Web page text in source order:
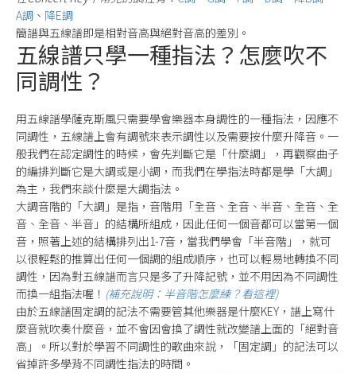
A調 、 降E調
簡譜與五線譜即是相對音高與絕對音高的差別。
五線譜只學一種指法？怎麼吹不
同調性？
用五線譜學薩克斯風只需要學會樂器本身調性的一種指法，因應不
同調性，五線譜上會有調號來表示調性以及需要按什麼升降音。一
般我們在認定調性的時候，會先判斷它是「什麼調」，再觀察曲子
的編排判斷它是大調或是小調，而我們在學指法時都是學「大調」
為主，我們來談什麼是大調指法。
大調音階的「大調」是指，音階用「全音、全音、半音、全音、全
音、全音、半音」的結構所組成，因此任何一個音都可以當第一個
音，照著上述的結構排列出1-7音，當我們學會「半音階」，就可
以很輕鬆的推算出任何一個調的組成順序，也可以輕易地轉換不同
調性，因為對五線譜而言只是多了升降記號，並不用因為不同調性
而換一組指法喔！ (補充說明：半音階怎麼練？看這裡)
由於五線譜固定調的記法不需要管其他樂器是什麼KEY，譜上寫什
麼音就吹奏什麼音，並不會因會換了調性就改變譜上面的「絕對音
高」。所以對於學習不同調性的歌曲來說，「固定調」的記法可以
省掉許多學背不同調性指法的時間。